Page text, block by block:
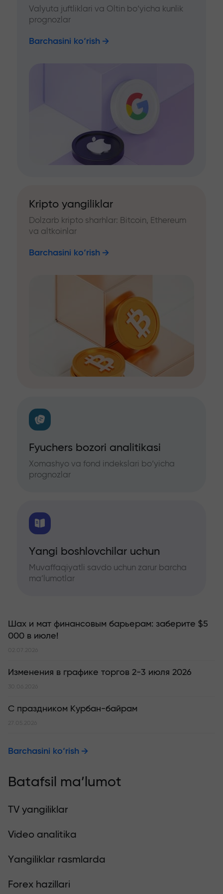
Valyuta juftliklari va Oltin bo‘yicha kunlik
prognozlar
Barchasini ko‘rish
Kripto yangiliklar
Dolzarb kripto sharhlar: Bitcoin, Ethereum
va altkoinlar
Barchasini ko‘rish
Fyuchers bozori analitikasi
Xomashyo va fond indekslari bo‘yicha
prognozlar
Yangi boshlovchilar uchun
Muvaffaqiyatli savdo uchun zarur barcha
ma’lumotlar
Шах и мат финансовым барьерам: заберите $5
000 в июле!
02.07.2026
Изменения в графике торгов 2-3 июля 2026
30.06.2026
С праздником Курбан-байрам
27.05.2026
Barchasini ko‘rish
Batafsil ma’lumot
TV yangiliklar
Video analitika
Yangiliklar rasmlarda
Forex hazillari